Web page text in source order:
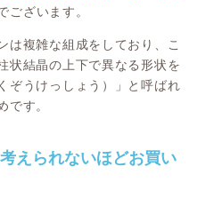
ございます。
は複雑な組成をしており、こ
状結晶の上下で異なる形状を
ぞうけっしょう）」と呼ばれ
です。
えられないほどお買い